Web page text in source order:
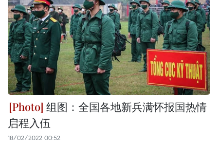
组图：全国各地新兵满怀报国热情
启程入伍
18/02/2022 00:52